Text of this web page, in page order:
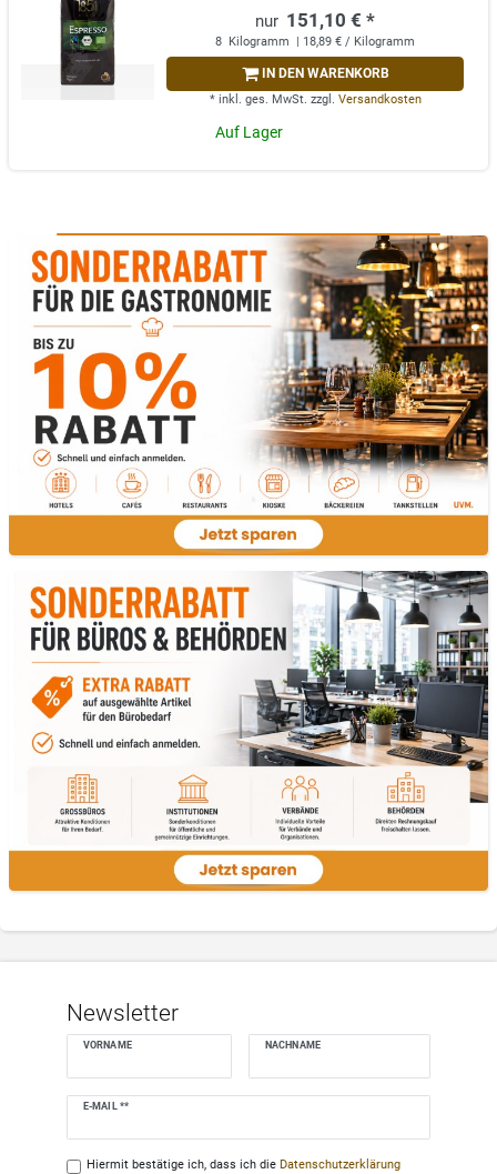
151,10 € *
8 Kilogramm | 18,89 € / Kilogramm
IN DEN WARENKORB
* inkl. ges. MwSt. zzgl. Versandkosten
Auf Lager
Newsletter
VORNAME NACHNAME
E-MAIL **
Newsletter
Hiermit bestätige ich, dass ich die Daten­schutz­erklärung